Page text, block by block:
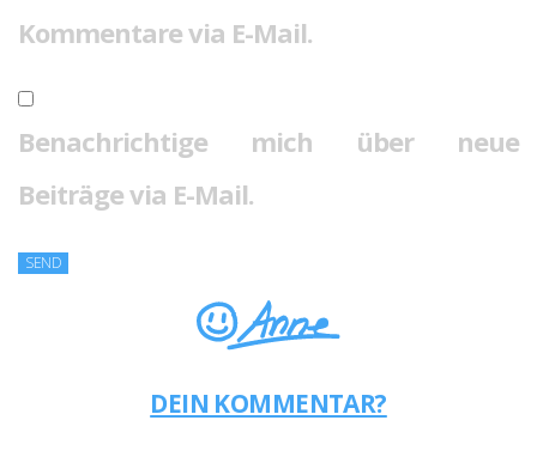
Kommentare via E-Mail.
Benachrichtige mich über neue
Beiträge via E-Mail.
DEIN KOMMENTAR?